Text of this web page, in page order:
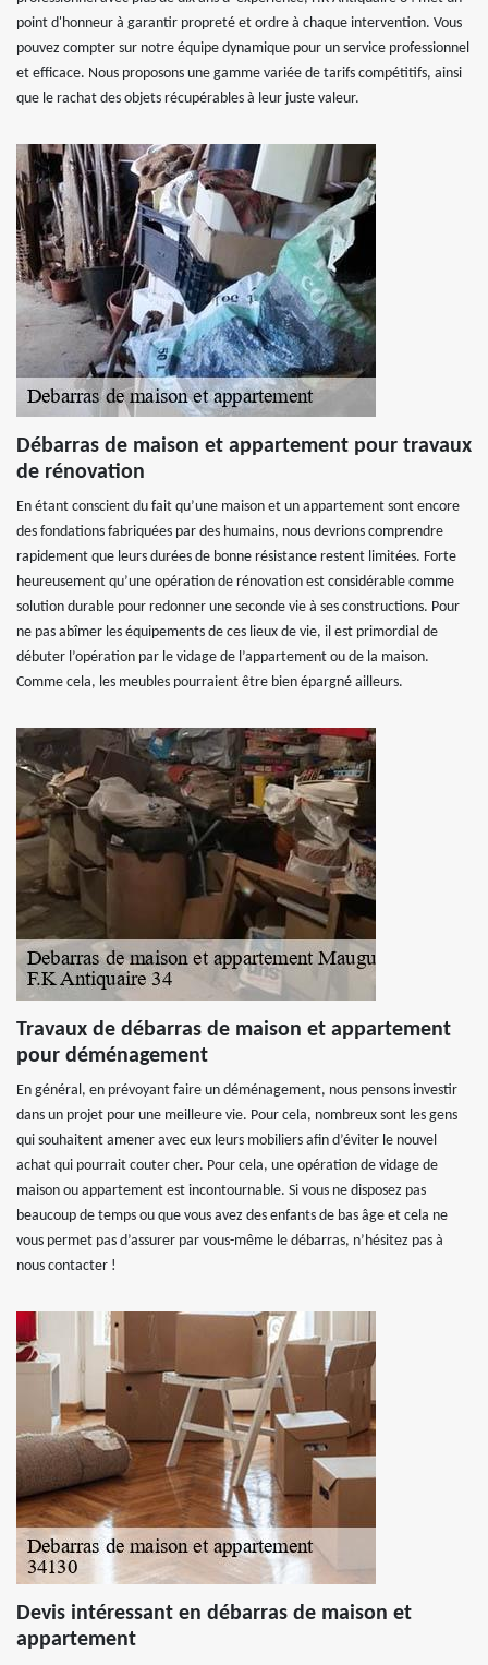
point d'honneur à garantir propreté et ordre à chaque intervention. Vous
pouvez compter sur notre équipe dynamique pour un service professionnel
et efficace. Nous proposons une gamme variée de tarifs compétitifs, ainsi
que le rachat des objets récupérables à leur juste valeur.
Débarras de maison et appartement pour travaux
de rénovation
En étant conscient du fait qu’une maison et un appartement sont encore
des fondations fabriquées par des humains, nous devrions comprendre
rapidement que leurs durées de bonne résistance restent limitées. Forte
heureusement qu’une opération de rénovation est considérable comme
solution durable pour redonner une seconde vie à ses constructions. Pour
ne pas abîmer les équipements de ces lieux de vie, il est primordial de
débuter l’opération par le vidage de l’appartement ou de la maison.
Comme cela, les meubles pourraient être bien épargné ailleurs.
Travaux de débarras de maison et appartement
pour déménagement
En général, en prévoyant faire un déménagement, nous pensons investir
dans un projet pour une meilleure vie. Pour cela, nombreux sont les gens
qui souhaitent amener avec eux leurs mobiliers afin d’éviter le nouvel
achat qui pourrait couter cher. Pour cela, une opération de vidage de
maison ou appartement est incontournable. Si vous ne disposez pas
beaucoup de temps ou que vous avez des enfants de bas âge et cela ne
vous permet pas d’assurer par vous-même le débarras, n’hésitez pas à
nous contacter !
Devis intéressant en débarras de maison et
appartement